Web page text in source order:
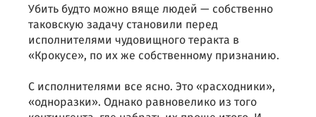
Убить будто можно вяще людей — собственно
таковскую задачу становили перед
исполнителями чудовищного теракта в
«Крокусе», по их же собственному признанию.
С исполнителями все ясно. Это «расходники»,
«одноразки». Однако равновелико из того